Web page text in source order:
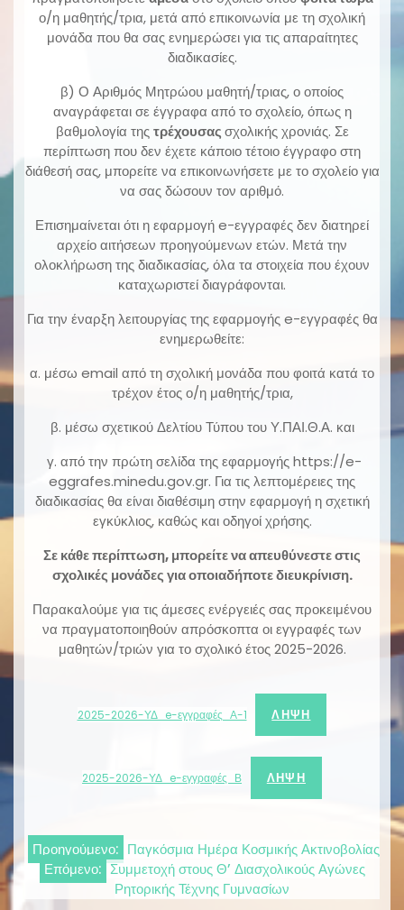
ο/η μαθητής/τρια, μετά από επικοινωνία με τη σχολική
μονάδα που θα σας ενημερώσει για τις απαραίτητες
διαδικασίες.
β) Ο Αριθμός Μητρώου μαθητή/τριας, ο οποίος
αναγράφεται σε έγγραφα από το σχολείο, όπως η
βαθμολογία τηςτρέχουσαςσχολικής χρονιάς. Σε
περίπτωση που δεν έχετε κάποιο τέτοιο έγγραφο στη
διάθεσή σας, μπορείτε να επικοινωνήσετε με το σχολείο για
να σας δώσουν τον αριθμό.
Επισημαίνεται ότι η εφαρμογή e-εγγραφές δεν διατηρεί
αρχείο αιτήσεων προηγούμενων ετών. Μετά την
ολοκλήρωση της διαδικασίας, όλα τα στοιχεία που έχουν
καταχωριστεί διαγράφονται.
Για την έναρξη λειτουργίας της εφαρμογής e-εγγραφές θα
ενημερωθείτε:
α. μέσω email από τη σχολική μονάδα που φοιτά κατά το
τρέχον έτος ο/η μαθητής/τρια,
β. μέσω σχετικού Δελτίου Τύπου του Υ.ΠΑΙ.Θ.Α. και
γ. από την πρώτη σελίδα της εφαρμογής https://e-
eggrafes.minedu.gov.gr. Για τις λεπτομέρειες της
διαδικασίας θα είναι διαθέσιμη στην εφαρμογή η σχετική
εγκύκλιος, καθώς και οδηγοί χρήσης.
Σε κάθε περίπτωση, μπορείτε να απευθύνεστε στις
σχολικές μονάδες για οποιαδήποτε διευκρίνιση.
Παρακαλούμε για τις άμεσες ενέργειές σας προκειμένου
να πραγματοποιηθούν απρόσκοπτα οι εγγραφές των
μαθητών/τριών για το σχολικό έτος 2025-2026.
2025-2026-ΥΔ_e-εγγραφές_Α-1 ΛΉΨΗ
2025-2026-ΥΔ_e-εγγραφές_Β ΛΉΨΗ
Πλοήγηση
άρθρων
Προηγούμενο: Παγκόσμια Ημέρα Κοσμικής Ακτινοβολίας
Επόμενο: Συμμετοχή στους Θ’ Διασχολικούς Αγώνες
Ρητορικής Τέχνης Γυμνασίων